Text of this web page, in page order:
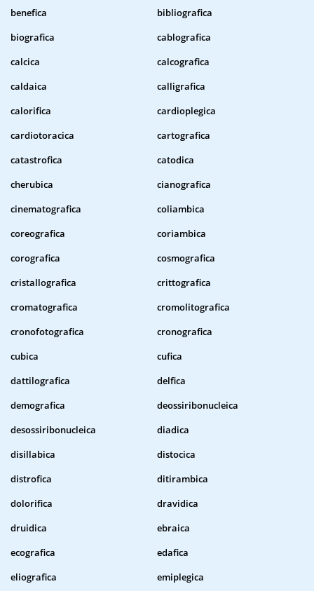
benefica
bibliografica
biografica
cablografica
calcica
calcografica
caldaica
calligrafica
calorifica
cardioplegica
cardiotoracica
cartografica
catastrofica
catodica
cherubica
cianografica
cinematografica
coliambica
coreografica
coriambica
corografica
cosmografica
cristallografica
crittografica
cromatografica
cromolitografica
cronofotografica
cronografica
cubica
cufica
dattilografica
delfica
demografica
deossiribonucleica
desossiribonucleica
diadica
disillabica
distocica
distrofica
ditirambica
dolorifica
dravidica
druidica
ebraica
ecografica
edafica
eliografica
emiplegica